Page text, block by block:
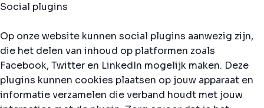
Social plugins
Op onze website kunnen social plugins aanwezig zijn,
die het delen van inhoud op platformen zoals
Facebook, Twitter en LinkedIn mogelijk maken. Deze
plugins kunnen cookies plaatsen op jouw apparaat en
informatie verzamelen die verband houdt met jouw